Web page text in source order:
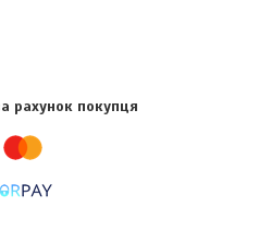
рахунок покупця